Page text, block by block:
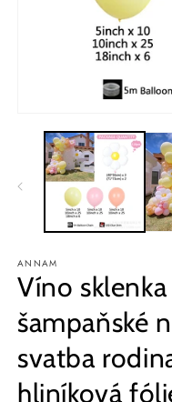
multimédia
modálním
okně
ANNAM
Víno
šampaňské
svatba
hliníková